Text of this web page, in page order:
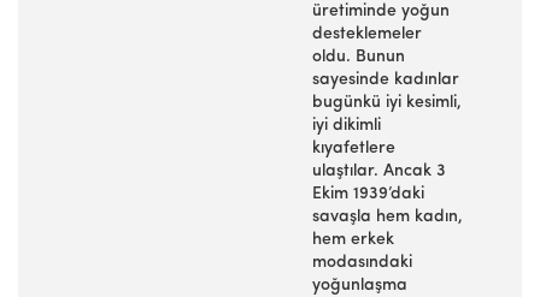
üretiminde yoğun
desteklemeler
oldu. Bunun
sayesinde kadınlar
bugünkü iyi kesimli,
iyi dikimli
kıyafetlere
ulaştılar. Ancak 3
Ekim 1939’daki
savaşla hem kadın,
hem erkek
modasındaki
yoğunlaşma